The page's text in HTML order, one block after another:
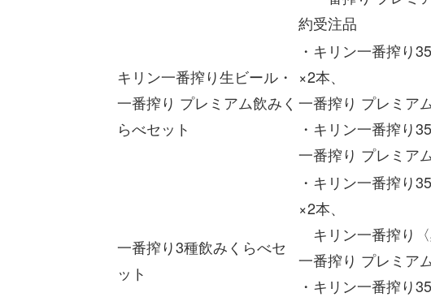
約受注品
キリン一番搾り生ビール・
一番搾り プレミアム飲みく
らべセット
・キリン一番搾り
×2本、
一番搾り プレミア
・キリン一番搾り
一番搾り プレミア
一番搾り3種飲みくらべセ
ット
・キリン一番搾り
×2本、
キリン一番搾り〈
一番搾り プレミア
・キリン一番搾り